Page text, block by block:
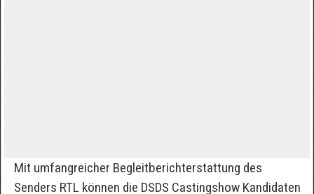
Mit umfangreicher Begleitberichterstattung des
Senders RTL können die DSDS Castingshow Kandidaten